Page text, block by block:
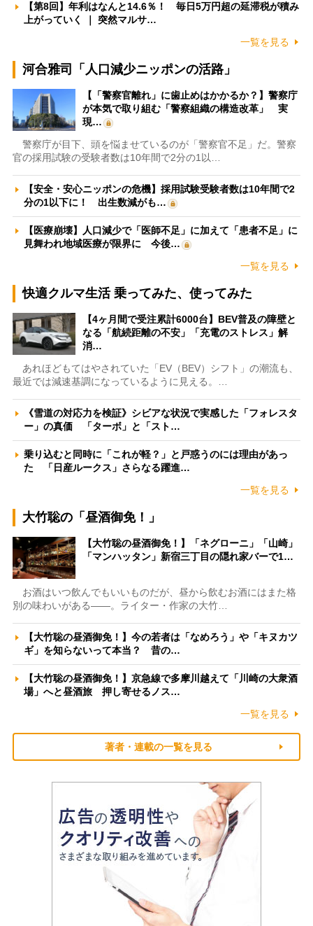
【第8回】年利はなんと14.6％！ 毎日5万円超の延滞税が積み
上がっていく ｜ 突然マルサ…
一覧を見る
河合雅司「人口減少ニッポンの活路」
【「警察官離れ」に歯止めはかかるか？】警察庁
が本気で取り組む「警察組織の構造改革」 実
現…
警察庁が目下、頭を悩ませているのが「警察官不足」だ。警察
官の採用試験の受験者数は10年間で2分の1以…
【安全・安心ニッポンの危機】採用試験受験者数は10年間で2
分の1以下に！ 出生数減がも…
【医療崩壊】人口減少で「医師不足」に加えて「患者不足」に
見舞われ地域医療が限界に 今後…
一覧を見る
快適クルマ生活 乗ってみた、使ってみた
【4ヶ月間で受注累計6000台】BEV普及の障壁と
なる「航続距離の不安」「充電のストレス」解
消…
あれほどもてはやされていた「EV（BEV）シフト」の潮流も、
最近では減速基調になっているように見える。…
《雪道の対応力を検証》シビアな状況で実感した「フォレスタ
ー」の真価 「ターボ」と「スト…
乗り込むと同時に「これが軽？」と戸惑うのには理由があっ
た 「日産ルークス」さらなる躍進…
一覧を見る
大竹聡の「昼酒御免！」
【大竹聡の昼酒御免！】「ネグローニ」「山崎」
「マンハッタン」新宿三丁目の隠れ家バーで1…
お酒はいつ飲んでもいいものだが、昼から飲むお酒にはまた格
別の味わいがある――。ライター・作家の大竹…
【大竹聡の昼酒御免！】今の若者は「なめろう」や「キヌカツ
ギ」を知らないって本当？ 昔の…
【大竹聡の昼酒御免！】京急線で多摩川越えて「川崎の大衆酒
場」へと昼酒旅 押し寄せるノス…
一覧を見る
著者・連載の一覧を見る